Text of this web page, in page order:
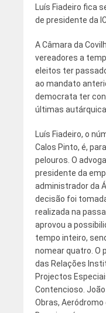
Luís Fiadeiro fica
de presidente da
A Câmara da
vereadores a
eleitos ter
ao mandato
democrata ter
últimas
Luís Fiadeiro, o
Calos Pinto, é,
pelouros. O
presidente da
administrador da
decisão foi
realizada na
aprovou a
tempo inteiro,
nomear quatro. O
das Relações
Projectos
Contencioso.
Obras,